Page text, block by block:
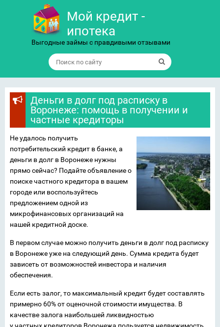
Мой кредит -
ипотека
Выгодные займы с правдивыми отзывами
Деньги в долг под расписку в
Воронеже: помощь в получении и
частные кредиторы
Не удалось получить
потребительский кредит в банке, а
деньги в долг в Воронеже нужны
прямо сейчас? Подайте объявление о
поиске частного кредитора в вашем
городе или воспользуйтесь
предложением одной из
микрофинансовых организаций на
нашей кредитной доске.
В первом случае можно получить деньги в долг под расписку
в Воронеже уже на следующий день. Сумма кредита будет
зависеть от возможностей инвестора и наличия
обеспечения.
Если есть залог, то максимальный кредит будет составлять
примерно 60% от оценочной стоимости имущества. В
качестве залога наибольшей ликвидностью